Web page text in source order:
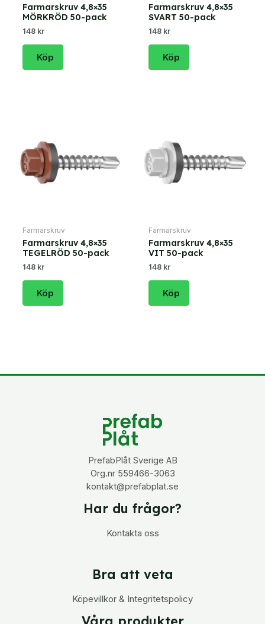
Farmarskruv 4,8×35
MÖRKRÖD 50-pack
148 kr
Köp
Farmarskruv 4,8×35
SVART 50-pack
148 kr
Köp
Farmarskruv
Farmarskruv 4,8×35
TEGELRÖD 50-pack
148 kr
Köp
Farmarskruv
Farmarskruv 4,8×35
VIT 50-pack
148 kr
Köp
PrefabPlåt Sverige AB
Org.nr 559466-3063
kontakt@prefabplat.se
Har du frågor?
Kontakta oss
Bra att veta
Köpevillkor & Integritetspolicy